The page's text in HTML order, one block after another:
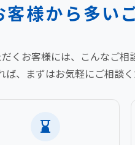
客様から多い
くお客様には、こんなご相
、まずはお気軽にご相談く
hourglass_bottom